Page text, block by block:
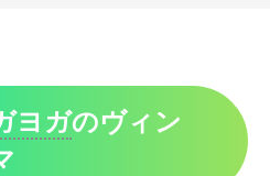
ヨガのヴィン